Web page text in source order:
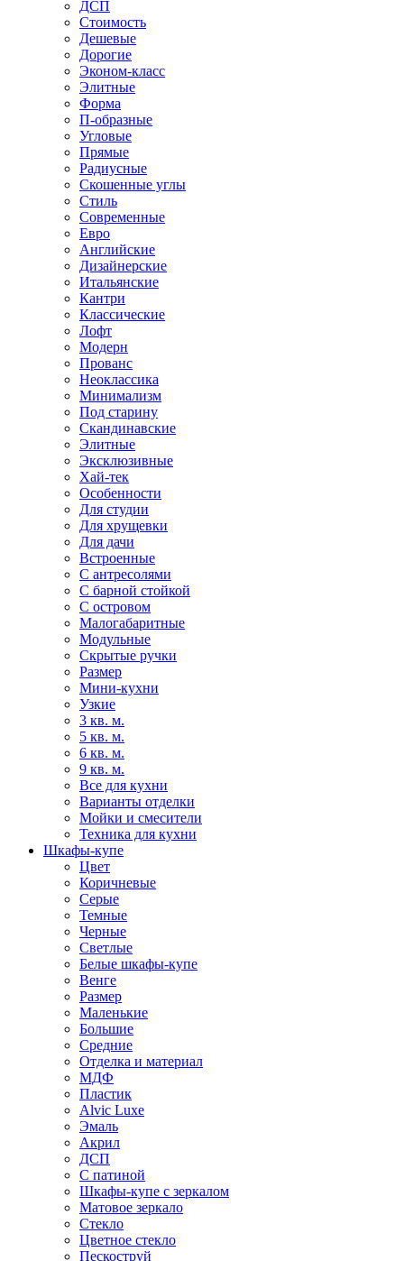
ДСП
Стоимость
Дешевые
Дорогие
Эконом-класс
Элитные
Форма
П-образные
Угловые
Прямые
Радиусные
Скошенные углы
Стиль
Современные
Евро
Английские
Дизайнерские
Итальянские
Кантри
Классические
Лофт
Модерн
Прованс
Неоклассика
Минимализм
Под старину
Скандинавские
Элитные
Эксклюзивные
Хай-тек
Особенности
Для студии
Для хрущевки
Для дачи
Встроенные
С антресолями
С барной стойкой
С островом
Малогабаритные
Модульные
Скрытые ручки
Размер
Мини-кухни
Узкие
3 кв. м.
5 кв. м.
6 кв. м.
9 кв. м.
Все для кухни
Варианты отделки
Мойки и смесители
Техника для кухни
Шкафы-купе
Цвет
Коричневые
Серые
Темные
Черные
Светлые
Белые шкафы-купе
Венге
Размер
Маленькие
Большие
Средние
Отделка и материал
МДФ
Пластик
Alvic Luxe
Эмаль
Акрил
ДСП
С патиной
Шкафы-купе с зеркалом
Матовое зеркало
Стекло
Цветное стекло
Пескоструй